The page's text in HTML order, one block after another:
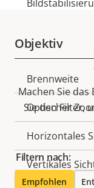
Objektiv
Brennweite
Optischer
Horizontales
Vertikales
Machen Sie
Sie den Filter,
Filtern nach:
Empfohlen